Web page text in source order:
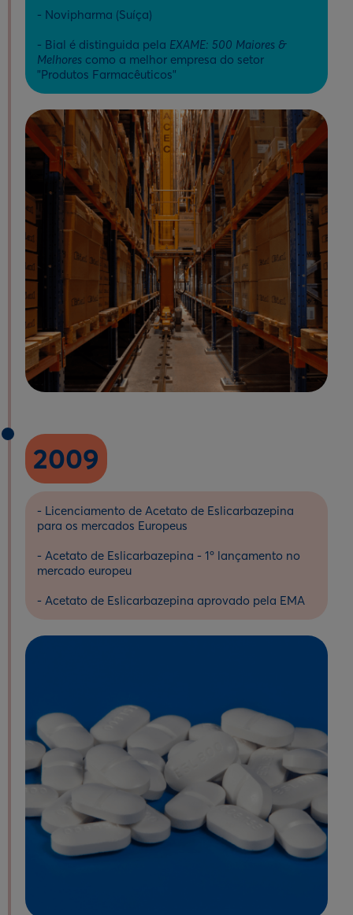
- Novipharma (Suíça)
- Bial é distinguida pela EXAME: 500 Maiores &
Melhores como a melhor empresa do setor
"Produtos Farmacêuticos"
2009
- Licenciamento de Acetato de Eslicarbazepina
para os mercados Europeus
- Acetato de Eslicarbazepina - 1º lançamento no
mercado europeu
- Acetato de Eslicarbazepina aprovado pela EMA